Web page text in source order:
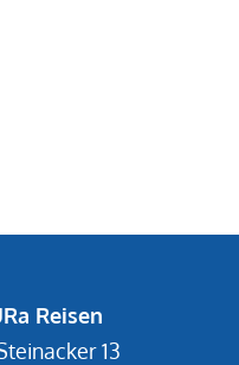
Reisen
13